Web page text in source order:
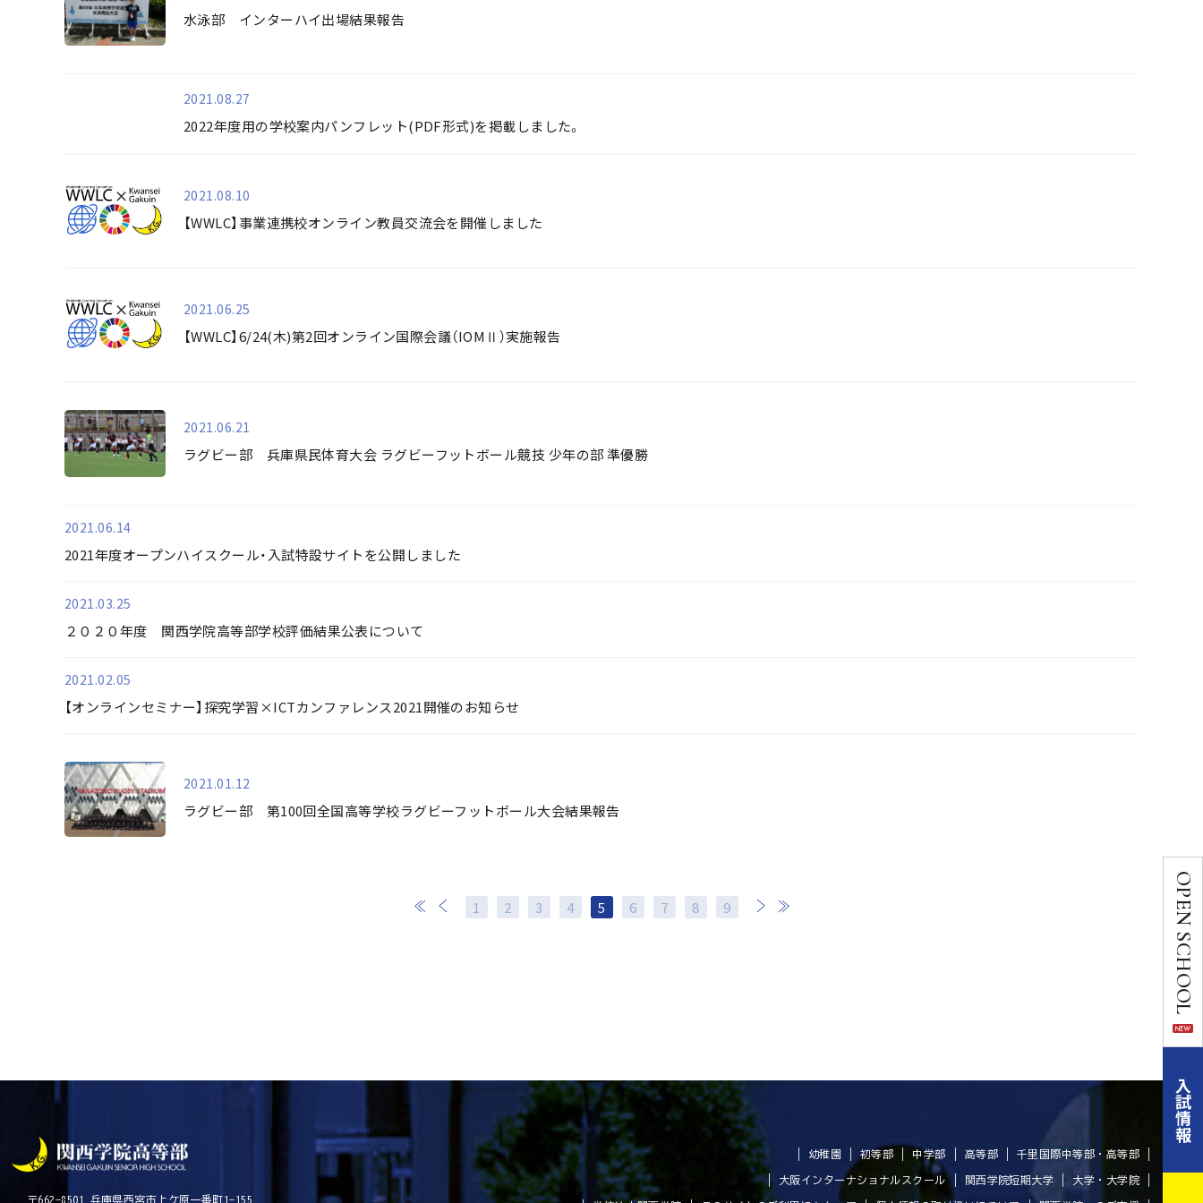
OPEN SCHOOL
入試情報
水泳部 インターハイ出場結果報告
2021.08.27
2022年度用の学校案内パンフレット(PDF形式)を掲載しました。
2021.08.10
【WWLC】事業連携校オンライン教員交流会を開催しました
2021.06.25
【WWLC】6/24(木)第2回オンライン国際会議（IOMⅡ）実施報告
2021.06.21
ラグビー部 兵庫県民体育大会 ラグビーフットボール競技 少年の部 準優勝
2021.06.14
2021年度オープンハイスクール・入試特設サイトを公開しました
2021.03.25
２０２０年度 関西学院高等部学校評価結果公表について
2021.02.05
【オンラインセミナー】探究学習×ICTカンファレンス2021開催のお知らせ
2021.01.12
ラグビー部 第100回全国高等学校ラグビーフットボール大会結果報告
1 2 3 4 5 6 7 8 9
次 最後
〒662-8501 兵庫県西宮市上ケ原一番町1-155
幼稚園 初等部 中学部 高等部 千里国際中等部・高等部
大阪インターナショナルスクール 関西学院短期大学 大学・大学院